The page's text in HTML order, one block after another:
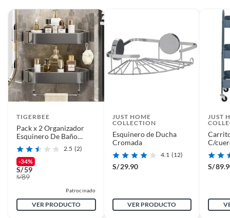
TIGERBEE
Pack x 2 Organizador
Esquinero De Baño
Acero carbono-Gris
pistola
2.5 (2)
-34%
S/59
S/89
Patrocinado
VER PRODUCTO
JUST HOME
COLLECTION
Esquinero de Ducha
Cromada
4.1 (12)
S/ 29.90
VER PRODUCTO
JUST
C/
S/